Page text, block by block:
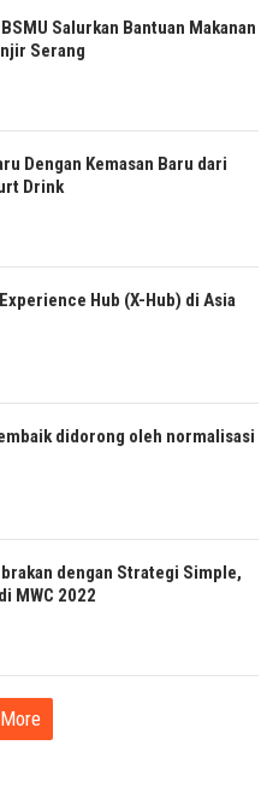
Salurkan Bantuan Makanan
Serang
Dengan Kemasan Baru dari
Drink
Hub (X-Hub) di Asia
didorong oleh normalisasi
dengan Strategi Simple,
MWC 2022